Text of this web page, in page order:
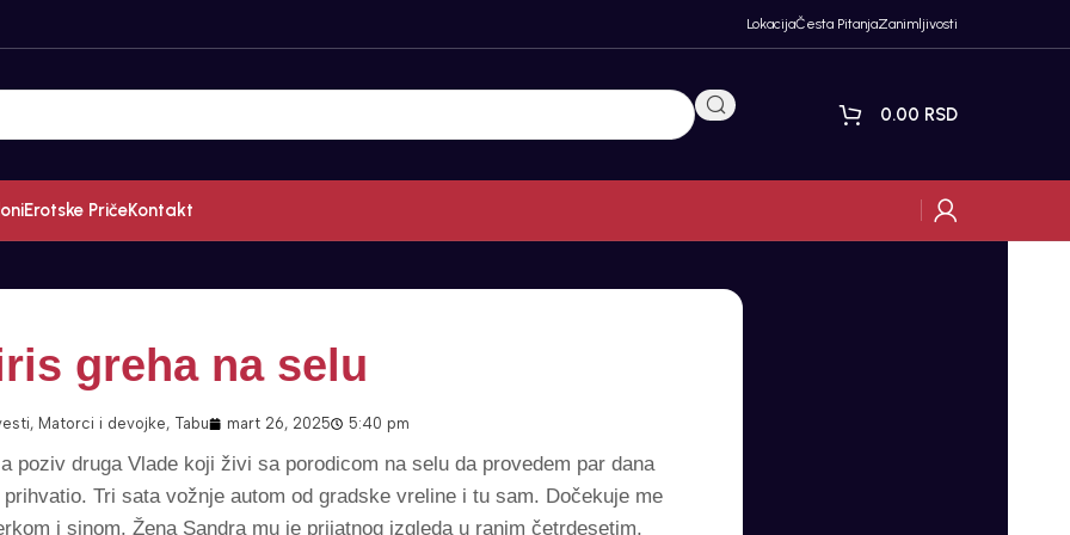
LokacijaČesta PitanjaZanimljivosti
0.00 RSD
Erotske PričeKontakt
greha na selu
, Matorci i devojke, Tabu mart 26, 2025 5:40 pm
poziv druga Vlade koji živi sa porodicom na selu da provedem par dana
Tri sata vožnje autom od gradske vreline i tu sam. Dočekuje me
i sinom. Žena Sandra mu je prijatnog izgleda u ranim četrdesetim,